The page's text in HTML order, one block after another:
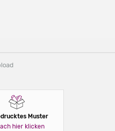
Muster
hier klicken